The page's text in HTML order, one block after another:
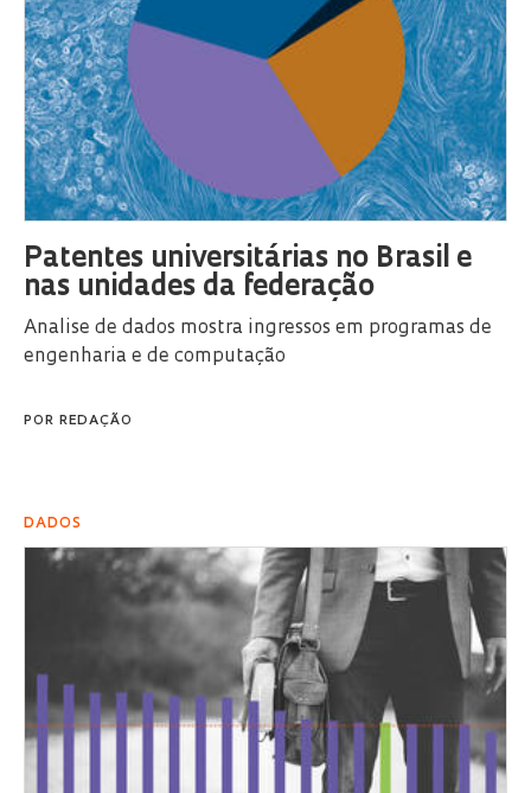
Patentes universitárias no Brasil e
nas unidades da federação
Analise de dados mostra ingressos em programas de
engenharia e de computação
POR REDAÇÃO
DADOS